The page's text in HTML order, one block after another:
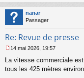
a
g
e
o
l
u
nanar
Passager
Re: Revue de presse
e
s
14 mai 2026, 19:57
La vitesse commerciale
tous les 425 mètres